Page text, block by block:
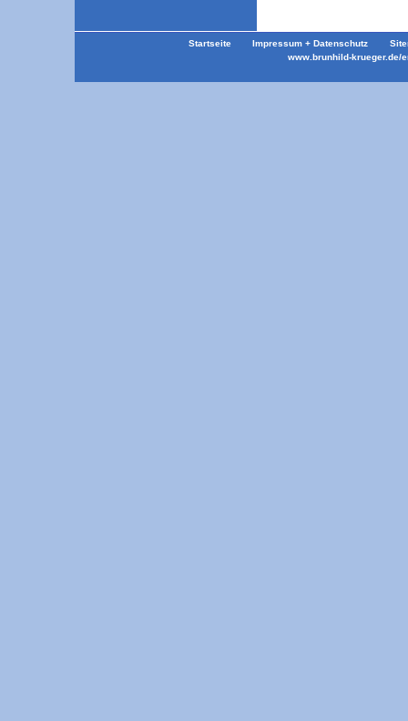
Startseite Impressum + Datenschutz
www.brunhild-krueger.de/